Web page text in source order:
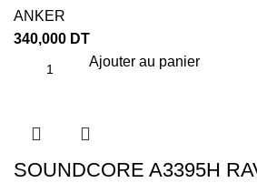
ANKER
340,000 DT
Ajouter au panier
SOUNDCORE A3395H